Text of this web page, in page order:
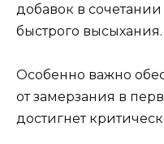
добавок в
быстрого высыхания.
Особенно важно
от замерзания в
достигнет